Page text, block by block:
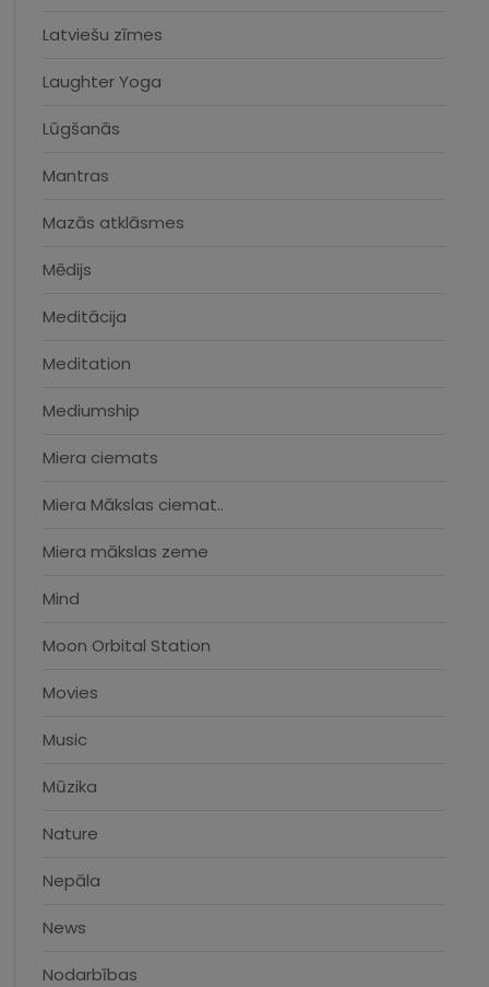
Latviešu zīmes
Laughter Yoga
Lūgšanās
Mantras
Mazās atklāsmes
Mēdijs
Meditācija
Meditation
Mediumship
Miera ciemats
Miera Mākslas ciemat..
Miera mākslas zeme
Mind
Moon Orbital Station
Movies
Music
Mūzika
Nature
Nepāla
News
Nodarbības